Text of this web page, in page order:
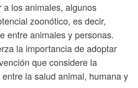
los animales, algunos
zoonótico, es decir,
entre animales y personas.
la importancia de adoptar
que considere la
la salud animal, humana y